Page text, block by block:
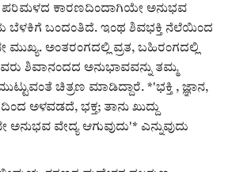
ಕಾರಣದಿಂದಾಗಿಯೇ ಅನುಭವ
ಬೆಳಕಿಗೆ ಬಂದಂತಿದೆ. ಇಂಥ ಶಿವಭಕ್ತಿ ನೆಲೆಯಿಂದ
ಅಂತರಂಗದಲ್ಲಿ ವ್ರತ, ಬಹಿರಂಗದಲ್ಲಿ
ಶಿವಾನಂದದ ಅನುಭಾವವನ್ನು ತಮ್ಮ
ಚಿತ್ರಣ ಮಾಡಿದ್ದಾರೆ. *'ಭಕ್ತಿ , ಜ್ಞಾನ,
ಅಳವಡದೆ, ಭಕ್ತ; ತಾನು ಖುದ್ದು
ವೇದ್ಯ ಆಗುವುದು'* ಎನ್ನುವುದು